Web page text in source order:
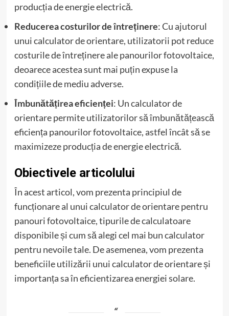
producția de energie electrică.
Reducerea costurilor de întreținere: Cu ajutorul
unui calculator de orientare, utilizatorii pot reduce
costurile de întreținere ale panourilor fotovoltaice,
deoarece acestea sunt mai puțin expuse la
condițiile de mediu adverse.
Îmbunătățirea eficienței: Un calculator de
orientare permite utilizatorilor să îmbunătățească
eficiența panourilor fotovoltaice, astfel încât să se
maximizeze producția de energie electrică.
Obiectivele articolului
În acest articol, vom prezenta principiul de
funcționare al unui calculator de orientare pentru
panouri fotovoltaice, tipurile de calculatoare
disponibile și cum să alegi cel mai bun calculator
pentru nevoile tale. De asemenea, vom prezenta
beneficiile utilizării unui calculator de orientare și
importanța sa în eficientizarea energiei solare.